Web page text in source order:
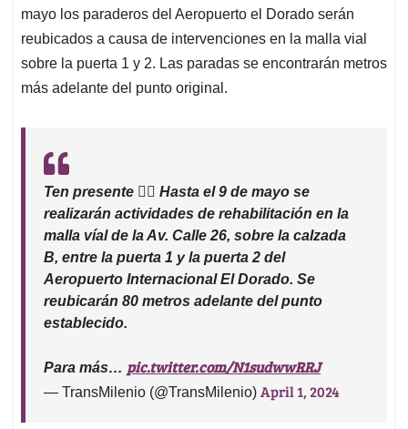
mayo los paraderos del Aeropuerto el Dorado serán
reubicados a causa de intervenciones en la malla vial
sobre la puerta 1 y 2. Las paradas se encontrarán metros
más adelante del punto original.
Ten presente ☝🏼 Hasta el 9 de mayo se
realizarán actividades de rehabilitación en la
malla víal de la Av. Calle 26, sobre la calzada
B, entre la puerta 1 y la puerta 2 del
Aeropuerto Internacional El Dorado. Se
reubicarán 80 metros adelante del punto
establecido.
Para más… pic.twitter.com/N1sudwwRRJ
— TransMilenio (@TransMilenio) April 1, 2024